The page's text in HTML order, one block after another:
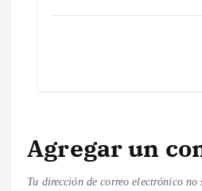
Agregar un
Tu dirección de correo electrónico no